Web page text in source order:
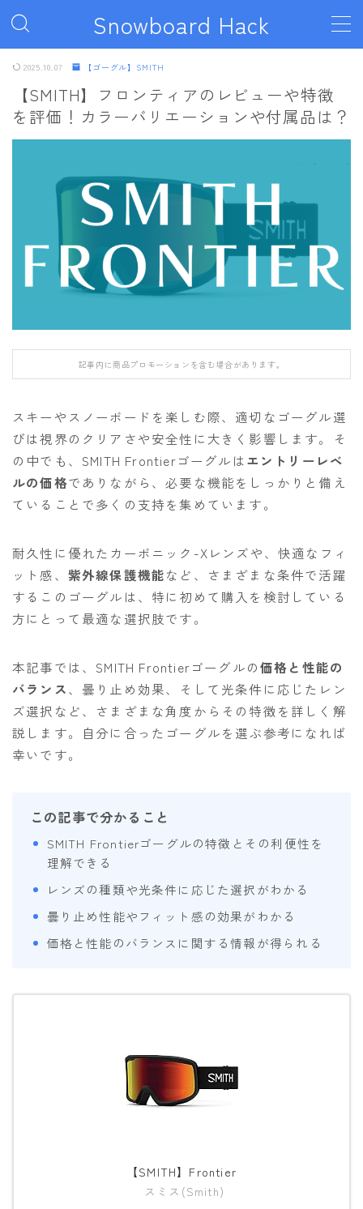
Snowboard Hack
MENU
ボード
011artistic
BATALEON
BC STREAM
BURTON
CAPiTA
DRAKE
FANATIC
FNTC
GNU
GRAY
HOLIDAY
JONES
K2
NIDECKER
NITRO
NOVEMBER
OGASAKA
RIDE
ROSSIGNOL
ROXY
SALOMON
SCOOTER
SABRINA
2025.10.07 【ゴーグル】SMITH
【SMITH】フロンティアのレビューや特徴
を評価！カラーバリエーションや付属品は？
記事内に商品プロモーションを含む場合があります。
スキーやスノーボードを楽しむ際、適切なゴーグル選
びは視界のクリアさや安全性に大きく影響します。そ
の中でも、SMITH Frontierゴーグルはエントリーレベ
ルの価格でありながら、必要な機能をしっかりと備え
ていることで多くの支持を集めています。
耐久性に優れたカーボニック-Xレンズや、快適なフィ
ット感、 紫外線保護機能など、さまざまな条件で活躍
するこのゴーグルは、特に初めて購入を検討している
方にとって最適な選択肢です。
本記事では、SMITH Frontierゴーグルの価格と性能の
バランス、曇り止め効果、そして光条件に応じたレン
ズ選択など、さまざまな角度からその特徴を詳しく解
説します。自分に合ったゴーグルを選ぶ参考になれば
幸いです。
この記事で分かること
SMITH Frontierゴーグルの特徴とその利便性を
理解できる
レンズの種類や光条件に応じた選択がわかる
曇り止め性能やフィット感の効果がわかる
価格と性能のバランスに関する情報が得られる
【SMITH】Frontier
スミス(Smith)